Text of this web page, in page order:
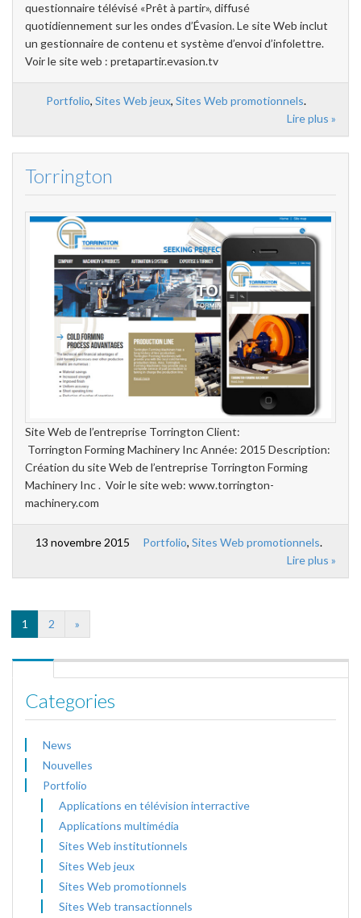
questionnaire télévisé «Prêt à partir», diffusé
quotidiennement sur les ondes d’Évasion. Le site Web inclut
un gestionnaire de contenu et système d’envoi d’infolettre.
Voir le site web : pretapartir.evasion.tv
Portfolio, Sites Web jeux, Sites Web promotionnels.
Lire plus »
Torrington
Site Web de l’entreprise Torrington Client:
Torrington Forming Machinery Inc Année: 2015 Description:
Création du site Web de l’entreprise Torrington Forming
Machinery Inc . Voir le site web: www.torrington-
machinery.com
13 novembre 2015 Portfolio, Sites Web promotionnels.
Lire plus »
1 2 »
Categories
News
Nouvelles
Portfolio
Applications en télévision interractive
Applications multimédia
Sites Web institutionnels
Sites Web jeux
Sites Web promotionnels
Sites Web transactionnels